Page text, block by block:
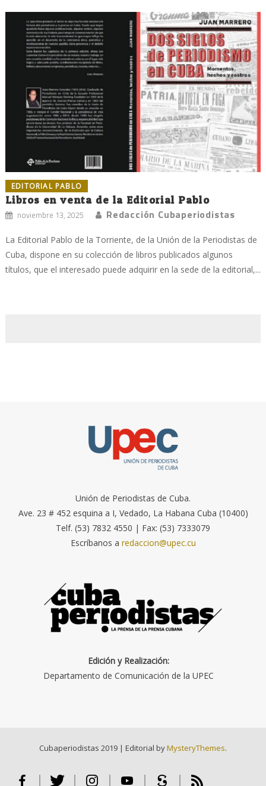
EDITORIAL PABLO
Libros en venta de la Editorial Pablo
noviembre 13, 2025 Redacción Cubaperiodistas
La Editorial Pablo de la Torriente, de la Unión de la Periodistas de
Cuba, dispone en su colección de libros publicados algunos
títulos, que el interesado puede adquirir en la sede de la editorial,...
Unión de Periodistas de Cuba.
Ave. 23 # 452 esquina a I, Vedado, La Habana Cuba (10400)
Telf. (53) 7832 4550 | Fax: (53) 7333079
Escríbanos a redaccion@upec.cu
Edición y Realización:
Departamento de Comunicación de la UPEC
Cubaperiodistas 2019 | Editorial byMysteryThemes.